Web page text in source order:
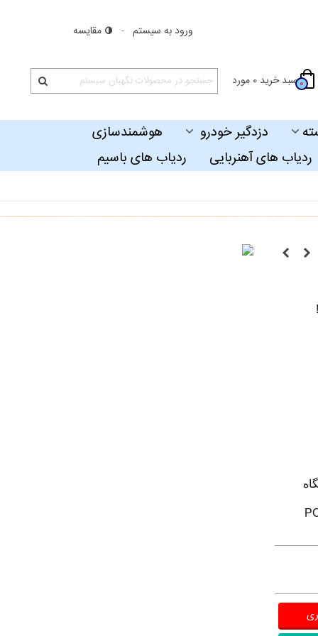
ورود به سیستم مقایسه
0سبد خرید 0 مورد
دزدگیر خودرو
هوشمندسازی
ردیاب های آهنربایی ردیاب های باسیم